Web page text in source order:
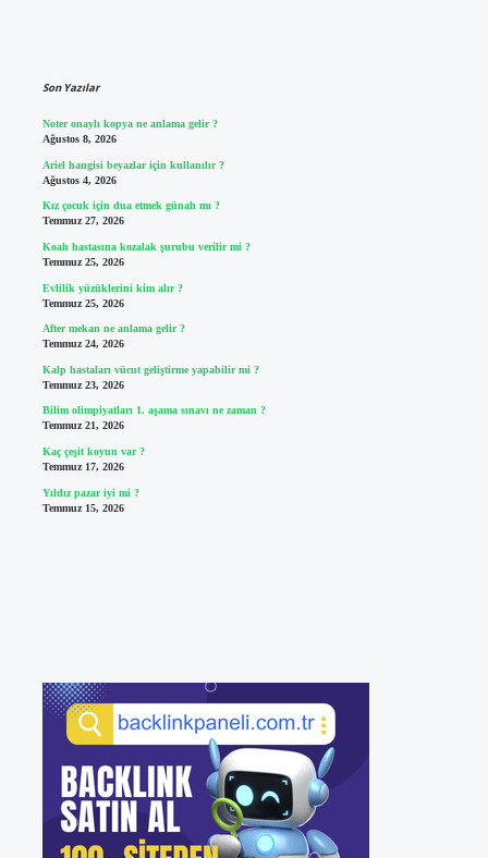
Son Yazılar
Noter onaylı kopya ne anlama gelir ?
Ağustos 8, 2026
Ariel hangisi beyazlar için kullanılır ?
Ağustos 4, 2026
Kız çocuk için dua etmek günah mı ?
Temmuz 27, 2026
Koah hastasına kozalak şurubu verilir mi ?
Temmuz 25, 2026
Evlilik yüzüklerini kim alır ?
Temmuz 25, 2026
After mekan ne anlama gelir ?
Temmuz 24, 2026
Kalp hastaları vücut geliştirme yapabilir mi ?
Temmuz 23, 2026
Bilim olimpiyatları 1. aşama sınavı ne zaman ?
Temmuz 21, 2026
Kaç çeşit koyun var ?
Temmuz 17, 2026
Yıldız pazar iyi mi ?
Temmuz 15, 2026